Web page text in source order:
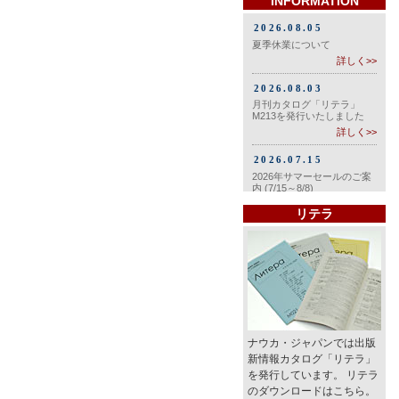
リテラ
ナウカ・ジャパンでは出版
新情報カタログ「リテラ」
を発行しています。 リテラ
のダウンロードはこちら。